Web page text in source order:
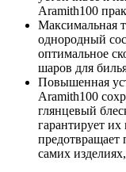
Aramith100
Максимальная
однородный
оптимальное
шаров для
Повышенная
Aramith100
глянцевый
гарантирует
предотвращает
самих